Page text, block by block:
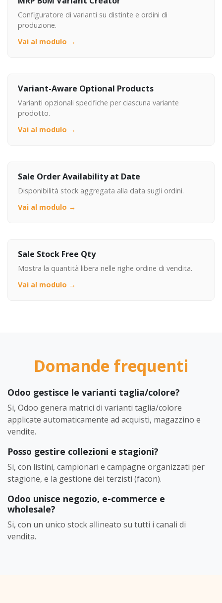
Configuratore di varianti su distinte e ordini di
produzione.
Vai al modulo →
Variant-Aware Optional Products
Varianti opzionali specifiche per ciascuna variante
prodotto.
Vai al modulo →
Sale Order Availability at Date
Disponibilità stock aggregata alla data sugli ordini.
Vai al modulo →
Sale Stock Free Qty
Mostra la quantità libera nelle righe ordine di vendita.
Vai al modulo →
Domande frequenti
Odoo gestisce le varianti taglia/colore?
Si, Odoo genera matrici di varianti taglia/colore
applicate automaticamente ad acquisti, magazzino e
vendite.
Posso gestire collezioni e stagioni?
Si, con listini, campionari e campagne organizzati per
stagione, e la gestione dei terzisti (facon).
Odoo unisce negozio, e-commerce e
wholesale?
Si, con un unico stock allineato su tutti i canali di
vendita.